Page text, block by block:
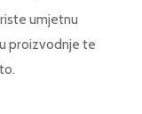
umjetnu
proizvodnje te